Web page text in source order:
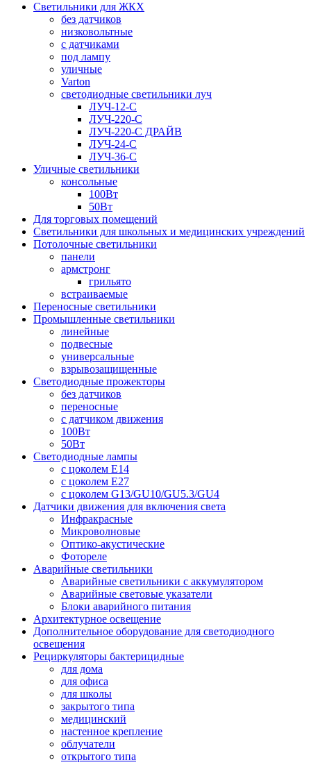
Светильники для ЖКХ
без датчиков
низковольтные
с датчиками
под лампу
уличные
Varton
светодиодные светильники луч
ЛУЧ-12-С
ЛУЧ-220-С
ЛУЧ-220-С ДРАЙВ
ЛУЧ-24-С
ЛУЧ-36-С
Уличные светильники
консольные
100Вт
50Вт
Для торговых помещений
Светильники для школьных и медицинских учреждений
Потолочные светильники
панели
армстронг
грильято
встраиваемые
Переносные светильники
Промышленные светильники
линейные
подвесные
универсальные
взрывозащищенные
Светодиодные прожекторы
без датчиков
переносные
с датчиком движения
100Вт
50Вт
Светодиодные лампы
с цоколем E14
с цоколем E27
с цоколем G13/GU10/GU5.3/GU4
Датчики движения для включения света
Инфракрасные
Микроволновые
Оптико-акустические
Фотореле
Аварийные светильники
Аварийные светильники с аккумулятором
Аварийные световые указатели
Блоки аварийного питания
Архитектурное освещение
Дополнительное оборудование для светодиодного
освещения
Рециркуляторы бактерицидные
для дома
для офиса
для школы
закрытого типа
медицинский
настенное крепление
облучатели
открытого типа